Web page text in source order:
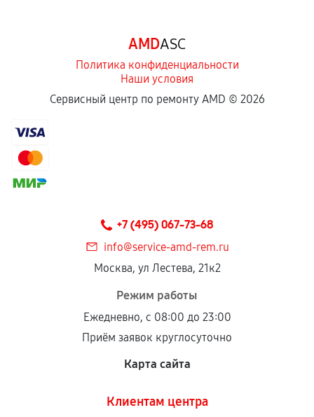
AMDASC
Политика конфиденциальности
Наши условия
Сервисный центр по ремонту AMD © 2026
+7 (495) 067-73-68
info@service-amd-rem.ru
Москва, ул Лестева, 21к2
Режим работы
Ежедневно, с 08:00 до 23:00
Приём заявок круглосуточно
Карта сайта
Клиентам центра